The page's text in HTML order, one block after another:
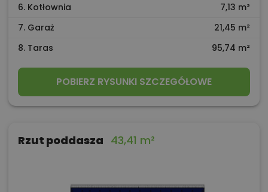
6. Kotłownia
7,13 m²
7. Garaż
21,45 m²
8. Taras
95,74 m²
POBIERZ RYSUNKI SZCZEGÓŁOWE
Rzut poddasza 43,41 m²